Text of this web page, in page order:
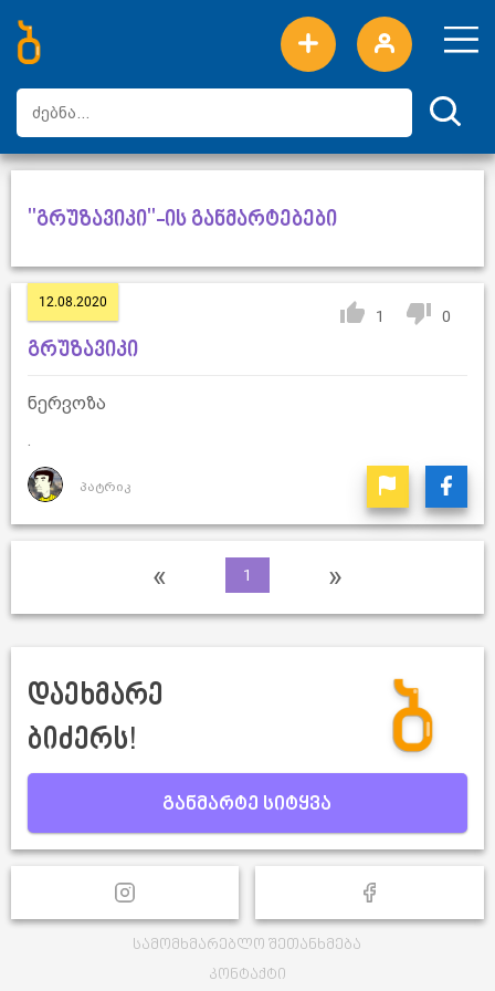
ახალი სიტყვები
ტოპ სიტყვები
დღის ტოპ სიტყვები
ტოპ მომხმარებლები
"გრუზავიკი"-ის განმარტებები
12.08.2020
1 0
გრუზავიკი
ნერვოზა
პატრიკ
« 1 »
დაეხმარე
ბიძერს!
განმარტე სიტყვა
სამომხმარებლო შეთანხმება
კონტაქტი